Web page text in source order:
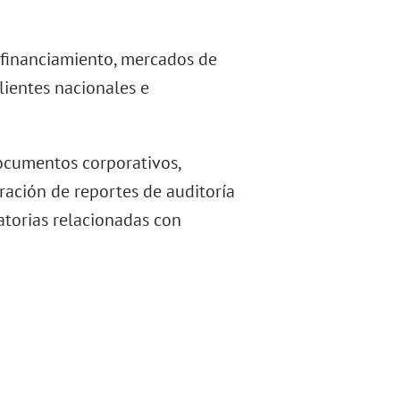
mercados de
nacionales e
corporativos,
de reportes de auditoría
relacionadas con